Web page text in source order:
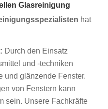
Glasreinigung
hat
Durch den Einsatz
und -techniken
und glänzende Fenster.
von Fenstern kann
sein. Unsere Fachkräfte